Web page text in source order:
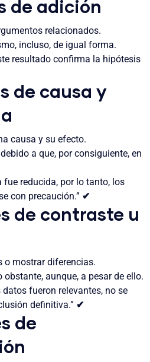
de adición
relacionados.
incluso, de igual forma.
resultado confirma la hipótesis
de causa y
causa y su efecto.
a que, por consiguiente, en
fue reducida, por lo tanto, los
con precaución.” ✔
de contraste u
o mostrar diferencias.
obstante, aunque, a pesar de ello.
datos fueron relevantes, no se
definitiva.” ✔
de